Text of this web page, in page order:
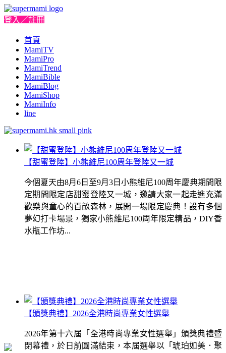
登入／註冊
首頁
MamiTV
MamiPro
MamiTrend
MamiBible
MamiBlog
MamiShop
MamiInfo
line
【甜蜜登陸】小熊維尼100周年登陸又一城
今個夏天由8月6日至9月3日小熊維尼100周年慶典期間限
定期間限定店甜蜜登陸又一城，邀請大家一起走進充滿
歡樂與童心的百畝森林，展開一場限定慶典！設有多個
夢幻打卡場景，獨家小熊維尼100周年限定精品，DIY香
水瓶工作坊...
【頒獎典禮】2026全港時尚專業女性選舉
2026年第十六屆「全港時尚專業女性選舉」頒獎典禮暨
閉幕禮，於日前圓滿結束，本屆選舉以「琥珀如美．聚